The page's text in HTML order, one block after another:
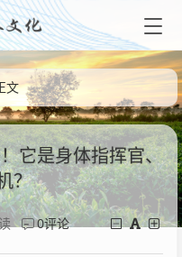
文
它是身体指挥官、
？
0评论